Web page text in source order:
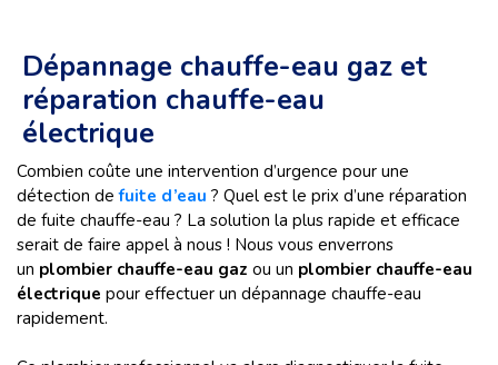
Dépannage chauffe-eau gaz et
réparation chauffe-eau
électrique
Combien coûte une intervention d’urgence pour une
détection defuite d’eau ? Quel est le prix d’une réparation
de fuite chauffe-eau ? La solution la plus rapide et efficace
serait de faire appel à nous ! Nous vous enverrons
un plombier chauffe-eau gaz ou un plombier chauffe-eau
électrique pour effectuer un dépannage chauffe-eau
rapidement.